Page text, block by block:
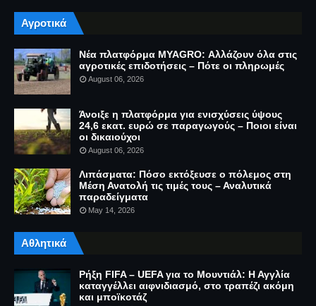
Αγροτικά
Νέα πλατφόρμα MYAGRO: Αλλάζουν όλα στις
αγροτικές επιδοτήσεις – Πότε οι πληρωμές
August 06, 2026
Άνοιξε η πλατφόρμα για ενισχύσεις ύψους
24,6 εκατ. ευρώ σε παραγωγούς – Ποιοι είναι
οι δικαιούχοι
August 06, 2026
Λιπάσματα: Πόσο εκτόξευσε ο πόλεμος στη
Μέση Ανατολή τις τιμές τους – Αναλυτικά
παραδείγματα
May 14, 2026
Αθλητικά
Ρήξη FIFA – UEFA για το Μουντιάλ: Η Αγγλία
καταγγέλλει αιφνιδιασμό, στο τραπέζι ακόμη
και μποϊκοτάζ